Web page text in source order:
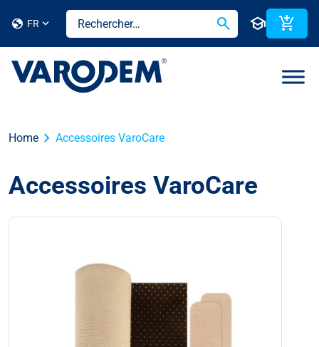
globe FR search school add_shopping_cart
Home chevron_right Accessoires VaroCare
Accessoires VaroCare